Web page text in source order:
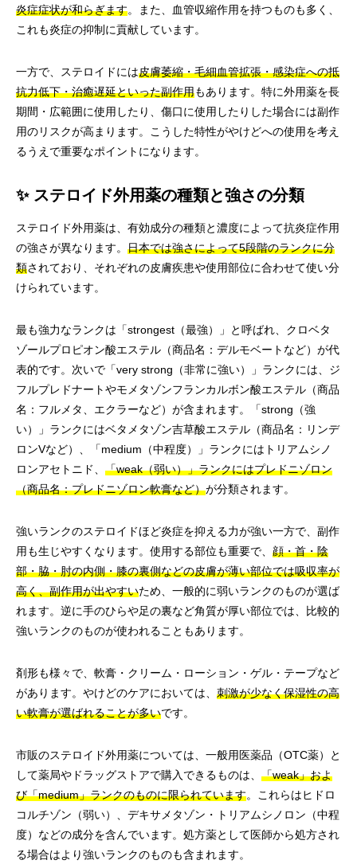
炎症症状が和らぎます。また、血管収縮作用を持つものも多く、
これも炎症の抑制に貢献しています。
一方で、ステロイドには皮膚萎縮・毛細血管拡張・感染症への抵
抗力低下・治癒遅延といった副作用もあります。特に外用薬を長
期間・広範囲に使用したり、傷口に使用したりした場合には副作
用のリスクが高まります。こうした特性がやけどへの使用を考え
るうえで重要なポイントになります。
✨ ステロイド外用薬の種類と強さの分類
ステロイド外用薬は、有効成分の種類と濃度によって抗炎症作用
の強さが異なります。 日本では強さによって5段階のランクに分
類されており、それぞれの皮膚疾患や使用部位に合わせて使い分
けられています。
最も強力なランクは「strongest（最強）」と呼ばれ、クロベタ
ゾールプロピオン酸エステル（商品名：デルモベートなど）が代
表的です。次いで「very strong（非常に強い）」ランクには、ジ
フルプレドナートやモメタゾンフランカルボン酸エステル（商品
名：フルメタ、エクラーなど）が含まれます。「strong（強
い）」ランクにはベタメタゾン吉草酸エステル（商品名：リンデ
ロンVなど）、「medium（中程度）」ランクにはトリアムシノ
ロンアセトニド、 「weak（弱い）」ランクにはプレドニゾロン
（商品名：プレドニゾロン軟膏など）が分類されます。
強いランクのステロイドほど炎症を抑える力が強い一方で、副作
用も生じやすくなります。使用する部位も重要で、 顔・首・陰
部・脇・肘の内側・膝の裏側などの皮膚が薄い部位では吸収率が
高く、副作用が出やすいため、一般的に弱いランクのものが選ば
れます。逆に手のひらや足の裏など角質が厚い部位では、比較的
強いランクのものが使われることもあります。
剤形も様々で、軟膏・クリーム・ローション・ゲル・テープなど
があります。やけどのケアにおいては、 刺激が少なく保湿性の高
い軟膏が選ばれることが多いです。
市販のステロイド外用薬については、一般用医薬品（OTC薬）と
して薬局やドラッグストアで購入できるものは、 「weak」およ
び「medium」ランクのものに限られています。これらはヒドロ
コルチゾン（弱い）、デキサメタゾン・トリアムシノロン（中程
度）などの成分を含んでいます。処方薬として医師から処方され
る場合はより強いランクのものも含まれます。